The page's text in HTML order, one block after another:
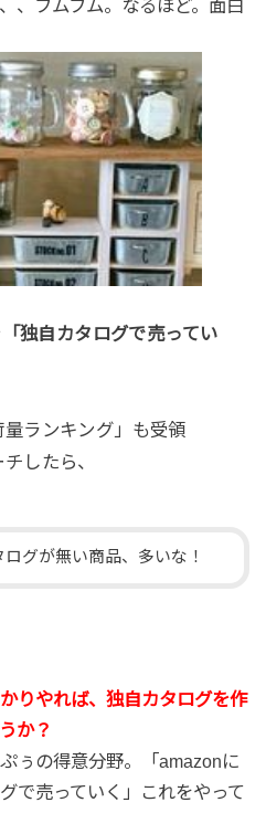
、フムフム。なるほど。面白
独自カタログで売ってい
ランキング」も受領
したら、
グが無い商品、多いな！
りやれば、独自カタログを作
か？
ぅの得意分野。「amazonに
で売っていく」これをやって